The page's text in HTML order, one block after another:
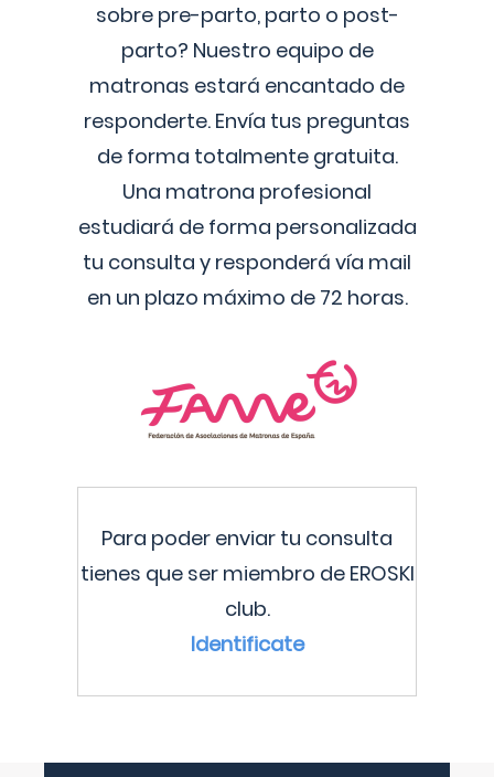
sobre pre-parto, parto o post-
parto? Nuestro equipo de
matronas estará encantado de
responderte. Envía tus preguntas
de forma totalmente gratuita.
Una matrona profesional
estudiará de forma personalizada
tu consulta y responderá vía mail
en un plazo máximo de 72 horas.
Para poder enviar tu consulta
tienes que ser miembro de EROSKI
club.
Identificate